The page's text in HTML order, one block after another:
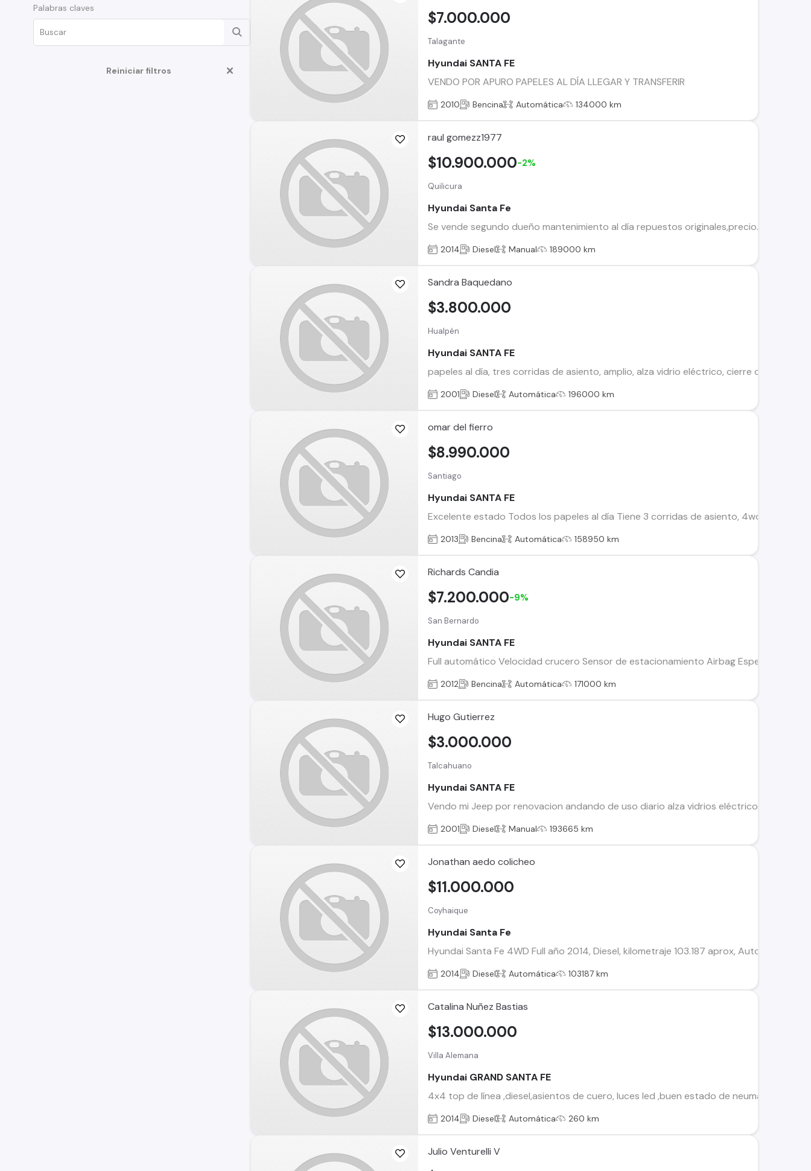
HD35
Veloster
Palabras claves
Reiniciar filtros
Talagante
Hyundai SANTA FE
VENDO POR APURO PAPELES AL DÍA LLEGAR Y TRANSFERIR
$7.000.000
2010 Bencina Automática 134000 km
raul gomezz1977
Quilicura
Hyundai Santa Fe
Se vende segundo dueño mantenimiento al día repuestos
$10.900.000-2%
2014 Diesel Manual 189000 km
Sandra Baquedano
Hualpén
Hyundai SANTA FE
papeles al día, tres corridas de asiento, amplio, alza vidrio eléctrico, cierre
$3.800.000
2001 Diesel Automática 196000 km
omar del fierro
Santiago
Hyundai SANTA FE
Excelente estado Todos los papeles al día Tiene 3 corridas de asiento, 4wd
$8.990.000
2013 Bencina Automática 158950 km
Richards Candia
San Bernardo
Hyundai SANTA FE
Full automático Velocidad crucero Sensor de estacionamiento Airbag Espejos y
$7.200.000-9%
2012 Bencina Automática 171000 km
Hugo Gutierrez
Talcahuano
Hyundai SANTA FE
Vendo mi Jeep por renovacion andando de uso diario alza vidrios eléctricos,cierre
$3.000.000
2001 Diesel Manual 193665 km
Jonathan aedo colicheo
Coyhaique
Hyundai Santa Fe
Hyundai Santa Fe 4WD Full año 2014, Diesel, kilometraje 103.187 aprox,
$11.000.000
2014 Diesel Automática 103187 km
Catalina Nuñez Bastias
Villa Alemana
Hyundai GRAND SANTA FE
4x4 top de línea ,diesel,asientos de cuero, luces led ,buen estado de neumáticos y
$13.000.000
2014 Diesel Automática 260 km
Julio Venturelli V